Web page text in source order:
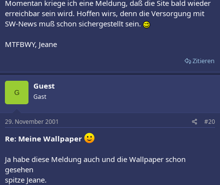
Momentan kriege ich eine Meldung, daß die Site bald wieder
erreichbar sein wird. Hoffen wirs, denn die Versorgung mit
SW-News muß schon sichergestellt sein.
MTFBWY, Jeane
Zitieren
G
Guest
Gast
29. November 2001 #20
Re: Meine Wallpaper
Ja habe diese Meldung auch und die Wallpaper schon
gesehen
spitze Jeane.